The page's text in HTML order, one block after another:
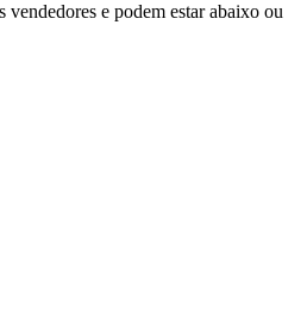
vendedores e podem estar abaixo ou